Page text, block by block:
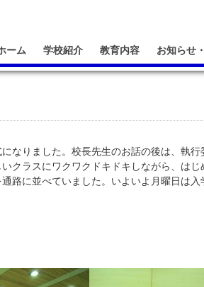
ーム 学校紹介 教育内容 お知らせ
なりました。校長先生のお話の後は、執
クラスにワクワクドキドキしながら、はじ
路に並べていました。いよいよ月曜日は入